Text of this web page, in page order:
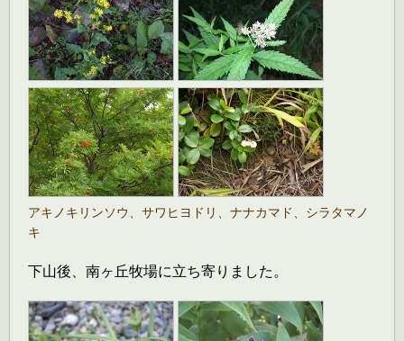
アキノキリンソウ、サワヒヨドリ、ナナカマド、シラタマノ
キ
下山後、南ヶ丘牧場に立ち寄りました。